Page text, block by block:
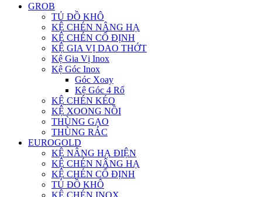
GROB
TỦ ĐỒ KHÔ
KỆ CHÉN NÂNG HẠ
KỆ CHÉN CỐ ĐỊNH
KỆ GIA VỊ DAO THỚT
Kệ Gia Vị Inox
Kệ Góc Inox
Góc Xoay
Kệ Góc 4 Rổ
KỆ CHÉN KÉO
KỆ XOONG NỒI
THÙNG GẠO
THÙNG RÁC
EUROGOLD
KỆ NÂNG HẠ ĐIỆN
KỆ CHÉN NÂNG HẠ
KỆ CHÉN CỐ ĐỊNH
TỦ ĐỒ KHÔ
KỆ CHÉN INOX